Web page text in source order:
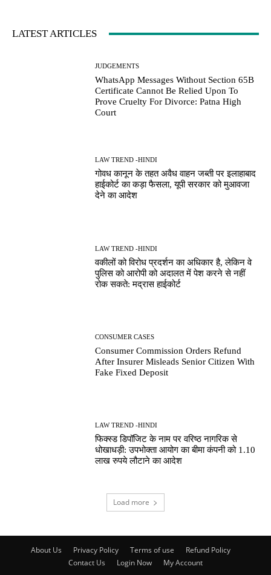
LATEST ARTICLES
JUDGEMENTS
WhatsApp Messages Without Section 65B
Certificate Cannot Be Relied Upon To
Prove Cruelty For Divorce: Patna High
Court
LAW TREND -HINDI
गोवध कानून के तहत अवैध वाहन जब्ती पर इलाहाबाद
हाईकोर्ट का कड़ा फैसला, यूपी सरकार को मुआवजा
देने का आदेश
LAW TREND -HINDI
वकीलों को विरोध प्रदर्शन का अधिकार है, लेकिन वे
पुलिस को आरोपी को अदालत में पेश करने से नहीं
रोक सकते: मद्रास हाईकोर्ट
CONSUMER CASES
Consumer Commission Orders Refund
After Insurer Misleads Senior Citizen With
Fake Fixed Deposit
LAW TREND -HINDI
फिक्स्ड डिपॉजिट के नाम पर वरिष्ठ नागरिक से
धोखाधड़ी: उपभोक्ता आयोग का बीमा कंपनी को 1.10
लाख रुपये लौटाने का आदेश
Load more
About Us Privacy Policy Terms of use
Refund Policy
Contact Us
Login Now My Account